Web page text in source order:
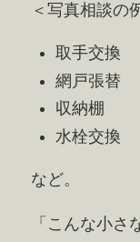
＜写真相談の
取手交換
網戸張替
収納棚
水栓交換
など。
「こんな小